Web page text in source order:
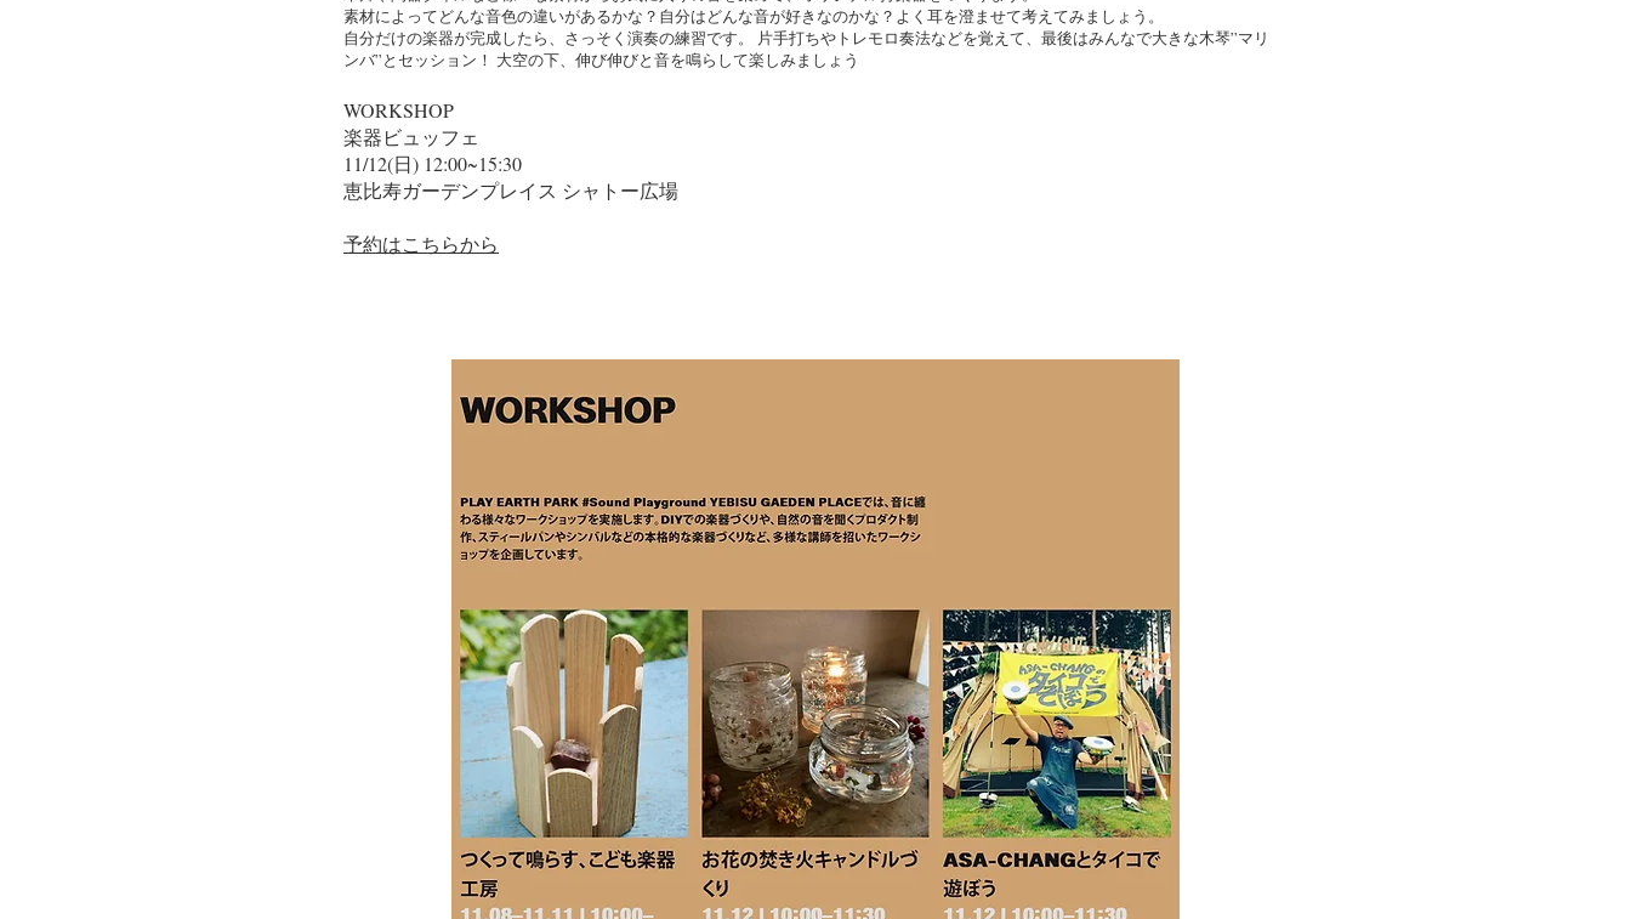
素材によってどんな音色の違いがあるかな？自分はどんな音が好きなのかな？よく耳を澄ませて考えてみましょう。
自分だけの楽器が完成したら、さっそく演奏の練習です。 片手打ちやトレモロ奏法などを覚えて、最後はみんなで大きな木琴”マリ
ンバ”とセッション！ 大空の下、伸び伸びと音を鳴らして楽しみましょう
WORKSHOP
楽器ビュッフェ
11/12(日) 12:00~15:30
恵比寿ガーデンプレイス シャトー広場
予約はこちらから